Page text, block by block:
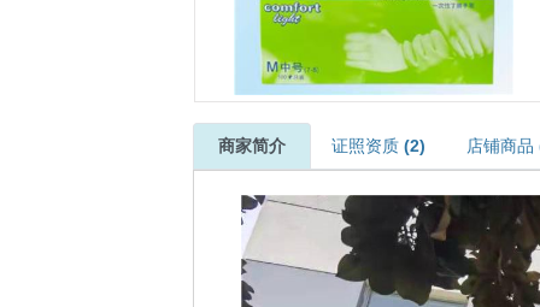
商家简介 证照资质 (2) 店铺商品